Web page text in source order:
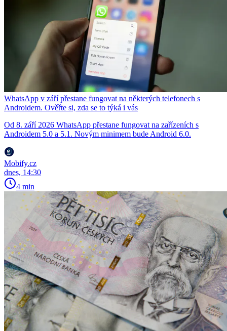
WhatsApp v září přestane fungovat na některých telefonech s
Androidem. Ověřte si, zda se to týká i vás
Od 8. září 2026 WhatsApp přestane fungovat na zařízeních s
Androidem 5.0 a 5.1. Novým minimem bude Android 6.0.
Mobify.cz
dnes, 14:30
4 min